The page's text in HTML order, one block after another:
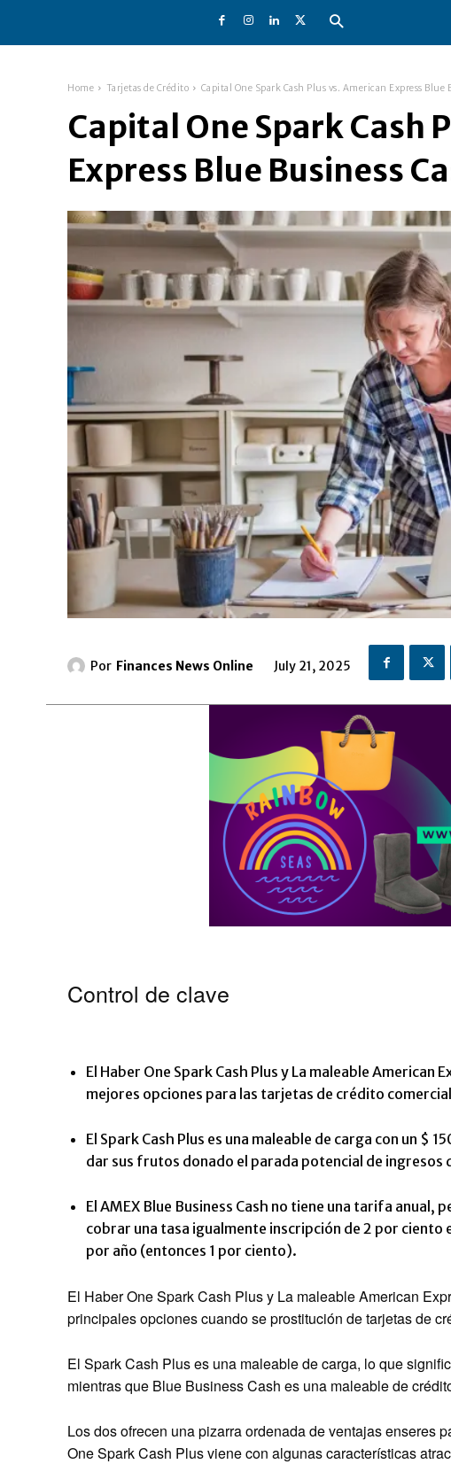
Home Tarjetas de Crédito Capital One Spark Cash Plus vs. American Express Blue
Capital One Spark Cash
Express Blue Business
Por Finances News Online July 21, 2025
Control de clave
El Haber One Spark Cash Plus y La maleable American
mejores opciones para las tarjetas de crédito
El Spark Cash Plus es una maleable de carga con un $
dar sus frutos donado el parada potencial de ingresos
El AMEX Blue Business Cash no tiene una tarifa
cobrar una tasa igualmente inscripción de 2 por
por año (entonces 1 por ciento).
El Haber One Spark Cash Plusy La maleable American
principales opciones cuando se prostitución de tarjetas de
El Spark Cash Plus es una maleable de carga, lo que
mientras que Blue Business Cash es una maleable de
Los dos ofrecen una pizarra ordenada de ventajas enseres
One Spark Cash Plus viene con algunas características